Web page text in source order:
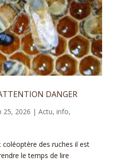
DANGER
25, 2026 | Actu, info,
des ruches il est
le temps de lire